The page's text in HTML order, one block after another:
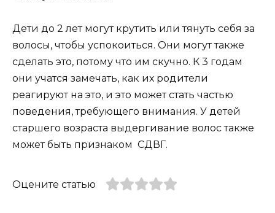
Дети до 2 лет могут крутить или тянуть себя за
волосы, чтобы успокоиться. Они могут также
сделать это, потому что им скучно. К 3 годам
они учатся замечать, как их родители
реагируют на это, и это может стать частью
поведения, требующего внимания. У детей
старшего возраста выдергивание волос также
может быть признаком СДВГ.
Оцените статью